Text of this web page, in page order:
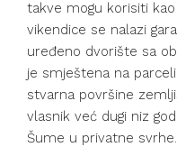
takve mogu korisiti
vikendice se nalazi
uređeno dvorište sa
je smještena na
stvarna površine
vlasnik već dugi niz
Šume u privatne